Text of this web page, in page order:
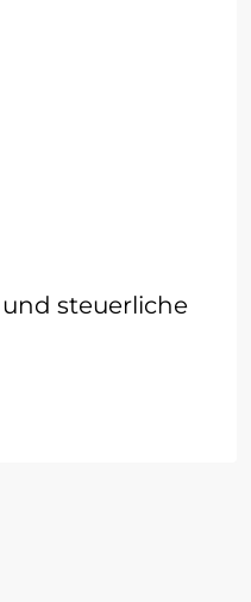
steuerliche